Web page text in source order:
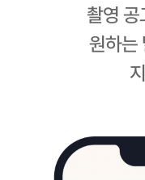
촬영
원하는